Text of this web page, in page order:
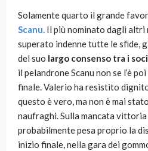
Solamente quarto il grande
Scanu. Il più nominato dagli
superato indenne tutte le sfide,
del suo largo consenso tra i
il pelandrone Scanu non se l’è
finale. Valerio ha resistito
questo è vero, ma non è mai
naufraghi. Sulla mancata
probabilmente pesa proprio la
inizio finale, nella gara dei